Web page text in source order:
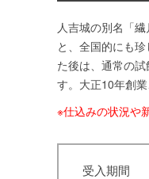
人吉城の別名「
と、全国的にも
た後は、通常の
す。大正10年創
※仕込みの状況や
受入期間